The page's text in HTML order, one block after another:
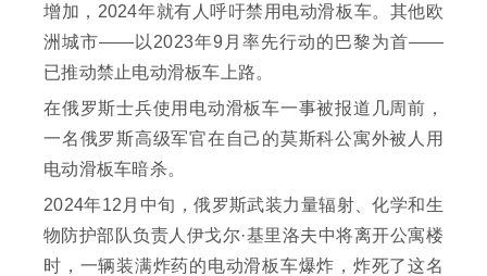
增加，2024年就有人呼吁禁用电动滑板车。其他欧
洲城市——以2023年9月率先行动的巴黎为首——
已推动禁止电动滑板车上路。
在俄罗斯士兵使用电动滑板车一事被报道几周前，
一名俄罗斯高级军官在自己的莫斯科公寓外被人用
电动滑板车暗杀。
2024年12月中旬，俄罗斯武装力量辐射、化学和生
物防护部队负责人伊戈尔·基里洛夫中将离开公寓楼
时，一辆装满炸药的电动滑板车爆炸，炸死了这名